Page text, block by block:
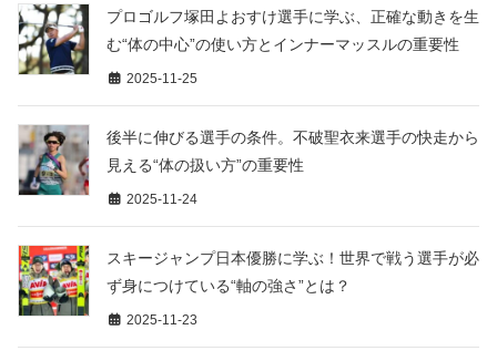
プロゴルフ塚田よおすけ選手に学ぶ、正確な動きを生
む“体の中心”の使い方とインナーマッスルの重要性
2025-11-25
後半に伸びる選手の条件。不破聖衣来選手の快走から
見える“体の扱い方”の重要性
2025-11-24
スキージャンプ日本優勝に学ぶ！世界で戦う選手が必
ず身につけている“軸の強さ”とは？
2025-11-23